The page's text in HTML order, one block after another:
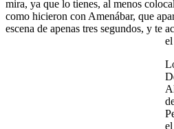
mira, ya que lo tienes, al menos
como hicieron con Amenábar, que
escena de apenas tres segundos, y te